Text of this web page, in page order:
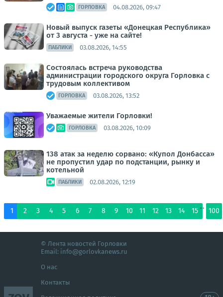
ГОРЛОВКА 04.08.2026, 09:47
Новый выпуск газеты «Донецкая Республика»
от 3 августа - уже на сайте!
ПАБЛИКИ 03.08.2026, 14:55
Состоялась встреча руководства
администрации городского округа Горловка с
трудовым коллективом
ГОРЛОВКА 03.08.2026, 13:52
Уважаемые жители Горловки!
ГОРЛОВКА 03.08.2026, 10:09
138 атак за неделю сорвано: «Купол Донбасса»
не пропустил удар по подстанции, рынку и
котельной
ПАБЛИКИ 02.08.2026, 12:19
1 2 3 4 5 6 7 8 9 10 11 12 13 14 15
...
100
© Лента новостей Горловки
Email: info@gorlovkanews.ru
О нас
Контакты